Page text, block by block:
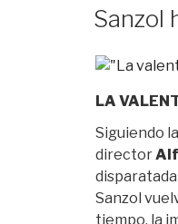
Sanzol
LA
Siguiendo
director
Sanzol
tiempo, la